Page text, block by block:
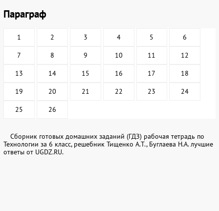
Параграф
1 2 3 4 5 6
7 8 9 10 11 12
13 14 15 16 17 18
19 20 21 22 23 24
25 26
Сборник готовых домашних заданий (ГДЗ) рабочая тетрадь по
Технологии за 6 класс, решебник Тищенко А.Т., Буглаева Н.А. лучшие
ответы от UGDZ.RU.